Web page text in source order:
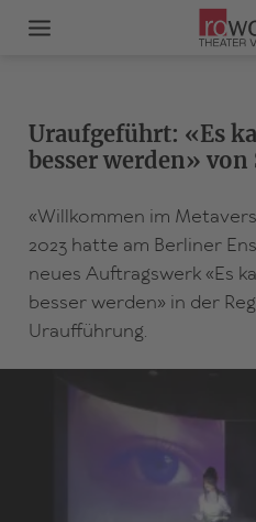
Uraufgeführt: «Es
besser werden» von
«Willkommen im
2023 hatte am Berliner
neues Auftragswerk «Es
besser werden» in der
Uraufführung.